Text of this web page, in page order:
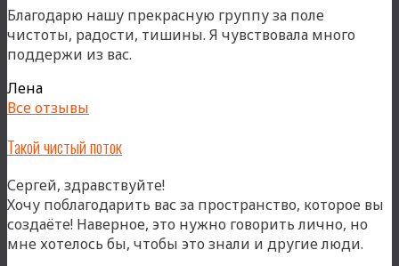
Благодарю нашу прекрасную группу за поле
чистоты, радости, тишины. Я чувствовала много
поддержи из вас.
Лена
Все отзывы
Такой чистый поток
Сергей, здравствуйте!
Хочу поблагодарить вас за пространство, которое вы
создаёте! Наверное, это нужно говорить лично, но
мне хотелось бы, чтобы это знали и другие люди.